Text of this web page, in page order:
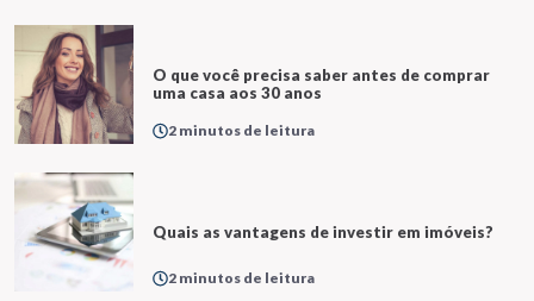
O que você precisa saber antes de comprar
uma casa aos 30 anos
2 minutos de leitura
Quais as vantagens de investir em imóveis?
2 minutos de leitura